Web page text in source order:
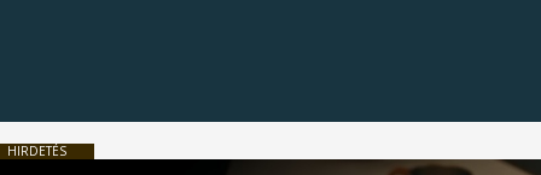
HIRDETÉS